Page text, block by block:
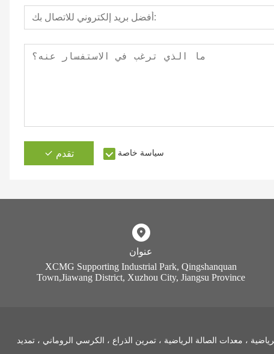
تقدم سياسة خاصة
عنوان
XCMG Supporting Industrial Park, Qingshanquan
Town,Jiawang District, Xuzhou City, Jiangsu Province
الرياضية ، معدات الصالة الرياضية ، تمرين الذراع ، الكرسي الروماني ، تمديد